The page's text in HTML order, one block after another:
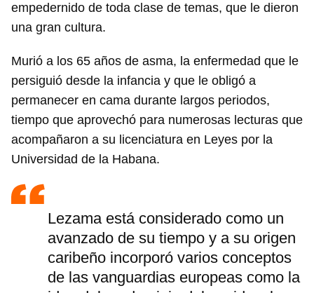
empedernido de toda clase de temas, que le dieron
una gran cultura.
Murió a los 65 años de asma, la enfermedad que le
persiguió desde la infancia y que le obligó a
permanecer en cama durante largos periodos,
tiempo que aprovechó para numerosas lecturas que
acompañaron a su licenciatura en Leyes por la
Universidad de la Habana.
Lezama está considerado como un
avanzado de su tiempo y a su origen
caribeño incorporó varios conceptos
de las vanguardias europeas como la